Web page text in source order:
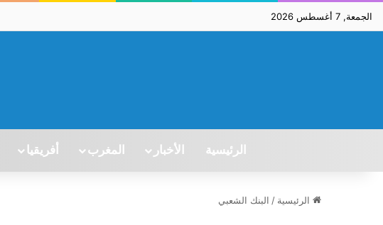
الجمعة, 7 أغسطس 2026
الرئيسية الأخبار المغرب أفريقيا
الرئيسية / البنك الشعبي